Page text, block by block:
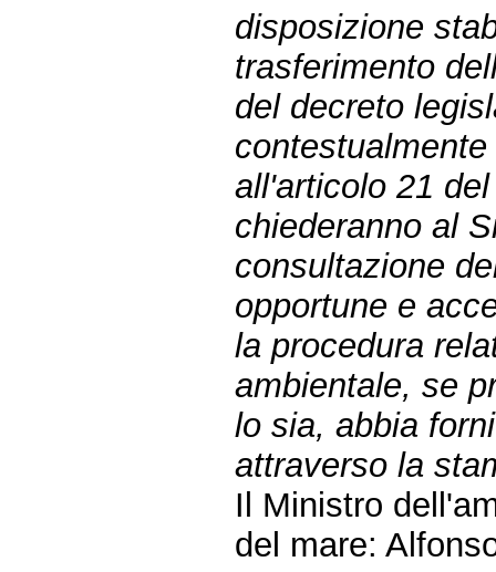
disposizione
trasferimento
del decreto
all'articolo 21
chiederanno al
consultazione
opportune e
la procedura
ambientale, se
lo sia, abbia
attraverso la
Il Ministro
del mare: